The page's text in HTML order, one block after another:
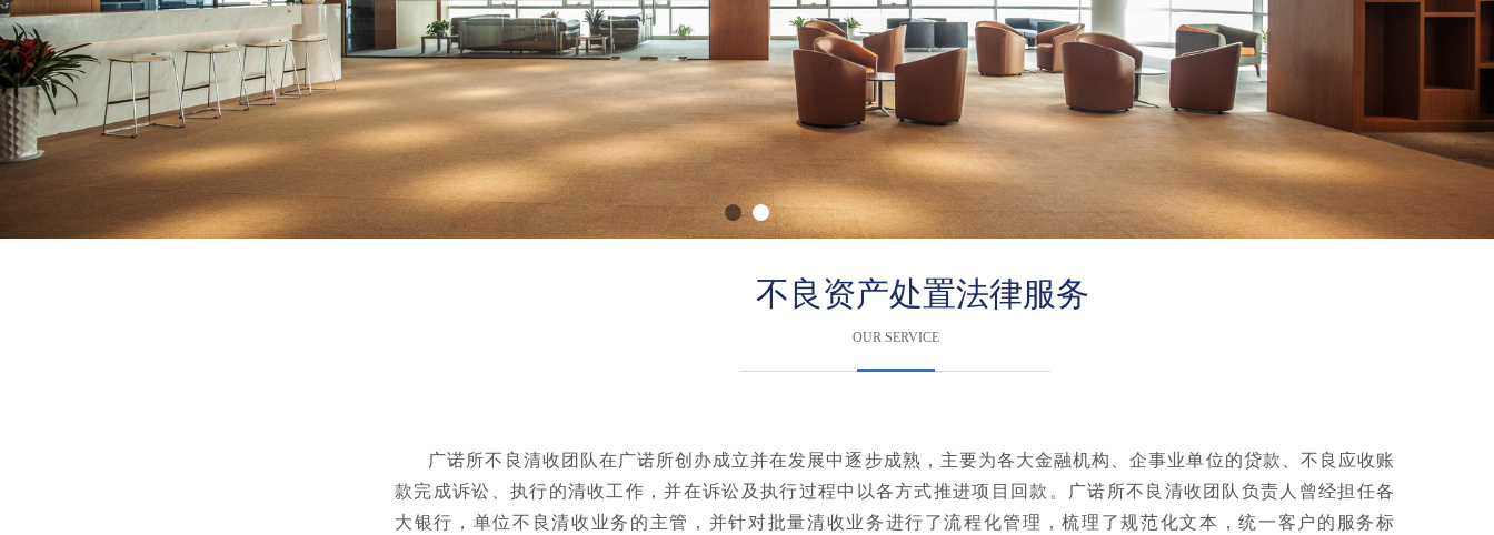
OUR SERVICE
不良资产处置法律服务
广诺所不良清收团队在广诺所创办成立并在发展中逐步成熟，主要为各大金融机构、企事业单位的贷款、不良应收账
款完成诉讼、执行的清收工作，并在诉讼及执行过程中以各方式推进项目回款。广诺所不良清收团队负责人曾经担任各
大银行，单位不良清收业务的主管，并针对批量清收业务进行了流程化管理，梳理了规范化文本，统一客户的服务标